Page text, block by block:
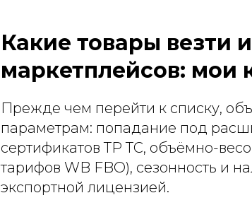
Какие товары везти
маркетплейсов: мои
Прежде чем перейти к списку,
параметрам: попадание под
сертификатов ТР ТС, объёмно-
тарифов WB FBO), сезонность и
экспортной лицензией.